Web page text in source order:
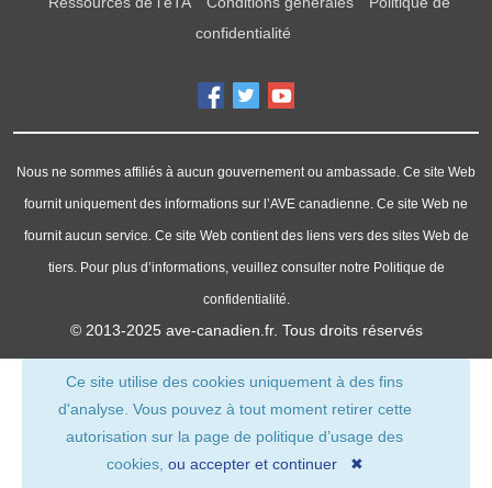
confidentialité
Nous ne sommes affiliés à aucun gouvernement ou ambassade. Ce site Web
fournit uniquement des informations sur l’AVE canadienne. Ce site Web ne
fournit aucun service. Ce site Web contient des liens vers des sites Web de
tiers. Pour plus d’informations, veuillez consulter notre Politique de
confidentialité.
© 2013-2025 ave-canadien.fr. Tous droits réservés
Ce site utilise des cookies uniquement à des fins
d'analyse. Vous pouvez à tout moment retirer cette
autorisation sur la page de politique d’usage des
cookies, ou accepter et continuer ✖